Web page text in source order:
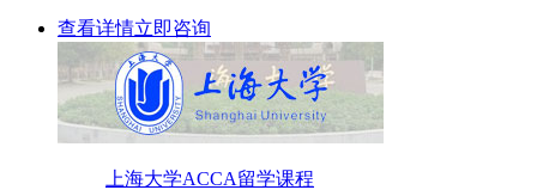
查看详情立即咨询
上海大学ACCA留学课程